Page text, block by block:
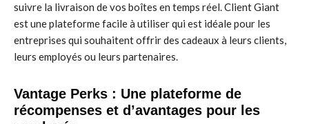
suivre la livraison de vos boîtes en temps réel. Client Giant
est une plateforme facile à utiliser qui est idéale pour les
entreprises qui souhaitent offrir des cadeaux à leurs clients,
leurs employés ou leurs partenaires.
Vantage Perks : Une plateforme de
récompenses et d’avantages pour les